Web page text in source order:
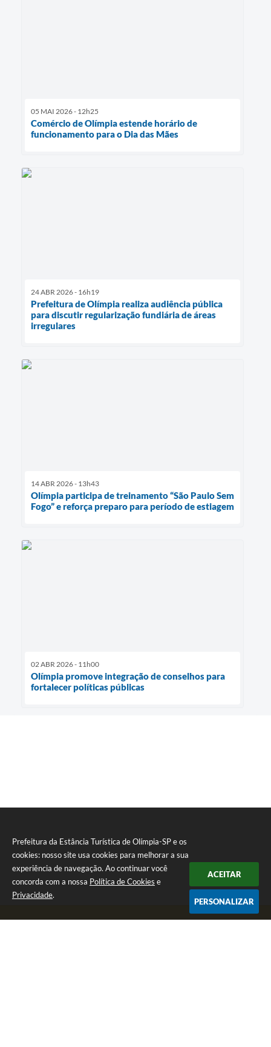
Prefeitura da Estância Turística de Olímpia-SP e os
cookies: nosso site usa cookies para melhorar a sua
experiência de navegação. Ao continuar você
concorda com a nossa Política de Cookies e
Privacidade.
ACEITAR
PERSONALIZAR
05 MAI 2026 - 12h25
Comércio de Olímpia estende horário de
funcionamento para o Dia das Mães
24 ABR 2026 - 16h19
Prefeitura de Olímpia realiza audiência pública
para discutir regularização fundiária de áreas
irregulares
14 ABR 2026 - 13h43
Olímpia participa de treinamento “São Paulo Sem
Fogo” e reforça preparo para período de estiagem
02 ABR 2026 - 11h00
Olímpia promove integração de conselhos para
fortalecer políticas públicas